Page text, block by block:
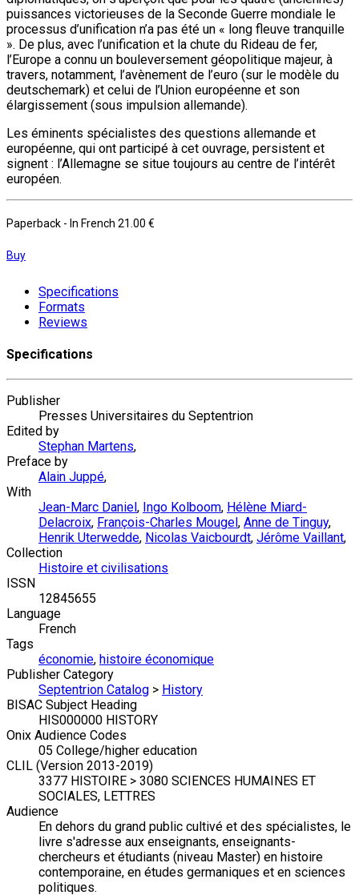
puissances victorieuses de la Seconde Guerre mondiale le
processus d’unification n’a pas été un « long fleuve tranquille
». De plus, avec l’unification et la chute du Rideau de fer,
l’Europe a connu un bouleversement géopolitique majeur, à
travers, notamment, l’avènement de l’euro (sur le modèle du
deutschemark) et celui de l’Union européenne et son
élargissement (sous impulsion allemande).
Les éminents spécialistes des questions allemande et
européenne, qui ont participé à cet ouvrage, persistent et
signent : l’Allemagne se situe toujours au centre de l’intérêt
européen.
Paperback - In French 21.00 €
Buy
Specifications
Formats
Reviews
Specifications
Publisher
Presses Universitaires du Septentrion
Edited by
Stephan Martens,
Preface by
Alain Juppé,
With
Jean-Marc Daniel , Ingo Kolboom, Hélène Miard-
Delacroix, François-Charles Mougel , Anne de Tinguy,
Henrik Uterwedde, Nicolas Vaicbourdt, Jérôme Vaillant,
Collection
Histoire et civilisations
ISSN
12845655
Language
French
Tags
économie, histoire économique
Publisher Category
Septentrion Catalog > History
BISAC Subject Heading
HIS000000 HISTORY
Onix Audience Codes
05 College/higher education
CLIL (Version 2013-2019)
3377 HISTOIRE > 3080 SCIENCES HUMAINES ET
SOCIALES, LETTRES
Audience
En dehors du grand public cultivé et des spécialistes, le
livre s'adresse aux enseignants, enseignants-
chercheurs et étudiants (niveau Master) en histoire
contemporaine, en études germaniques et en sciences
politiques.